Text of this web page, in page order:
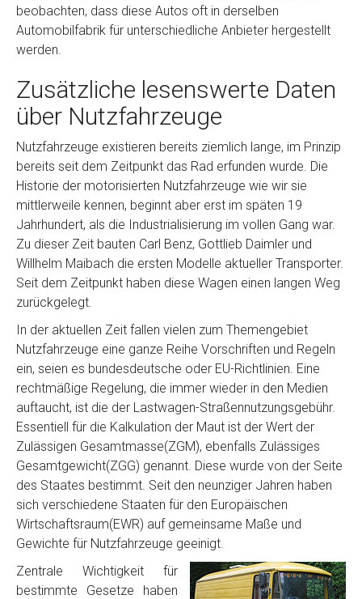
beobachten, dass diese Autos oft in derselben
Automobilfabrik für unterschiedliche Anbieter hergestellt
werden.
Zusätzliche lesenswerte Daten
über Nutzfahrzeuge
Nutzfahrzeuge existieren bereits ziemlich lange, im Prinzip
bereits seit dem Zeitpunkt das Rad erfunden wurde. Die
Historie der motorisierten Nutzfahrzeuge wie wir sie
mittlerweile kennen, beginnt aber erst im späten 19
Jahrhundert, als die Industrialisierung im vollen Gang war.
Zu dieser Zeit bauten Carl Benz, Gottlieb Daimler und
Willhelm Maibach die ersten Modelle aktueller Transporter.
Seit dem Zeitpunkt haben diese Wagen einen langen Weg
zurückgelegt.
In der aktuellen Zeit fallen vielen zum Themengebiet
Nutzfahrzeuge eine ganze Reihe Vorschriften und Regeln
ein, seien es bundesdeutsche oder EU-Richtlinien. Eine
rechtmäßige Regelung, die immer wieder in den Medien
auftaucht, ist die der Lastwagen-Straßennutzungsgebühr.
Essentiell für die Kalkulation der Maut ist der Wert der
Zulässigen Gesamtmasse(ZGM), ebenfalls Zulässiges
Gesamtgewicht(ZGG) genannt. Diese wurde von der Seite
des Staates bestimmt. Seit den neunziger Jahren haben
sich verschiedene Staaten für den Europäischen
Wirtschaftsraum(EWR) auf gemeinsame Maße und
Gewichte für Nutzfahrzeuge geeinigt.
Zentrale Wichtigkeit für
bestimmte Gesetze haben